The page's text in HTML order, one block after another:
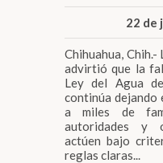
22 de
Chihuahua,
advirtió que la
Ley del Agua
continúa dejando
a miles de
autoridades y
actúen bajo
reglas claras...